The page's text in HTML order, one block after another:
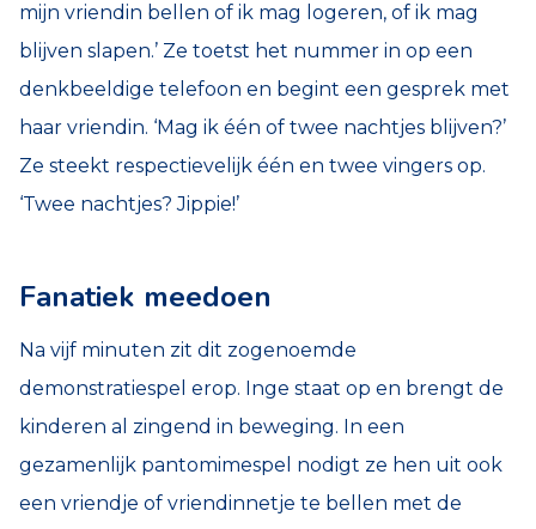
mijn vriendin bellen of ik mag logeren, of ik mag
blijven slapen.’ Ze toetst het nummer in op een
denkbeeldige telefoon en begint een gesprek met
haar vriendin. ‘Mag ik één of twee nachtjes blijven?’
Ze steekt respectievelijk één en twee vingers op.
‘Twee nachtjes? Jippie!’
Fanatiek meedoen
Na vijf minuten zit dit zogenoemde
demonstratiespel erop. Inge staat op en brengt de
kinderen al zingend in beweging. In een
gezamenlijk pantomimespel nodigt ze hen uit ook
een vriendje of vriendinnetje te bellen met de